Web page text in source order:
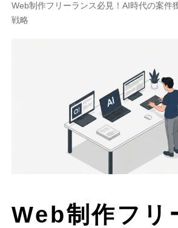
サービス
シンギについて
Web制作フリーランス必見！AI時代の案件
戦略
Web制作フリ